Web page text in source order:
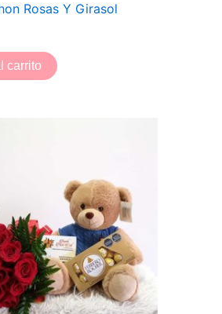
Rosas Y Girasol
carrito